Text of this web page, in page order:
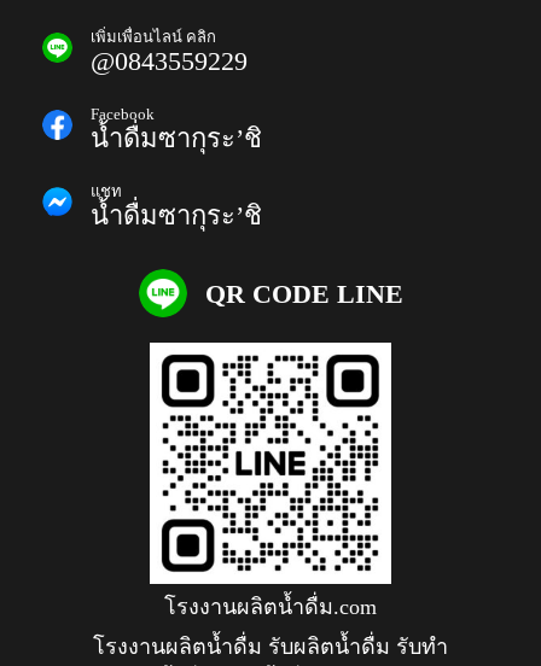
เพิ่มเพื่อนไลน์ คลิก
@0843559229
Facebook
น้ำดื่มซากุระ’ชิ
แชท
น้ำดื่มซากุระ’ชิ
QR CODE LINE
โรงงานผลิตน้ำดื่ม.com
โรงงานผลิตน้ำดื่ม รับผลิตน้ำดื่ม รับทำ